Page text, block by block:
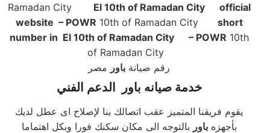
Ramadan CityEl 10th of Ramadan City official
website – POWR 10th of Ramadan Cityshort
number in El 10th of Ramadan City – POWR 10th
of Ramadan City
رقم صيانة باور مصر
خدمة صيانه باور الدعم الفني
يقوم فريقنا المتميز عقب اتصالك بنا لإصلاح اى عطل لديك
بأجهزهباور بالتوجه الى مكان سكنك فورا وبكل اهتماما